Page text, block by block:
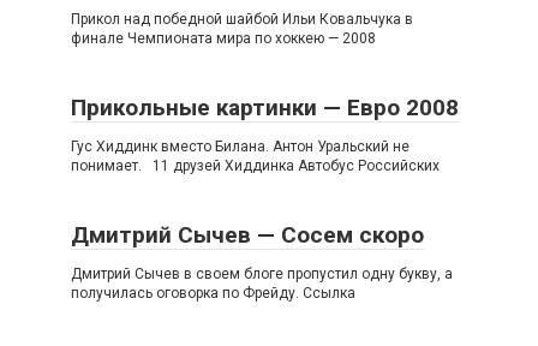
Прикол над победной шайбой Ильи Ковальчука в
финале Чемпионата мира по хоккею — 2008
Прикольные картинки — Евро 2008
Гус Хиддинк вместо Билана. Антон Уральский не
понимает. 11 друзей Хиддинка Автобус Российских
Дмитрий Сычев — Сосем скоро
Дмитрий Сычев в своем блоге пропустил одну букву, а
получилась оговорка по Фрейду. Ссылка